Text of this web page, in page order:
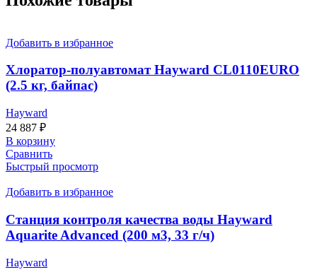
Добавить в избранное
Хлоратор-полуавтомат Hayward CL0110EURO
(2.5 кг, байпас)
Hayward
24 887 ₽
В корзину
Сравнить
Быстрый просмотр
Добавить в избранное
Станция контроля качества воды Hayward
Aquarite Advanced (200 м3, 33 г/ч)
Hayward